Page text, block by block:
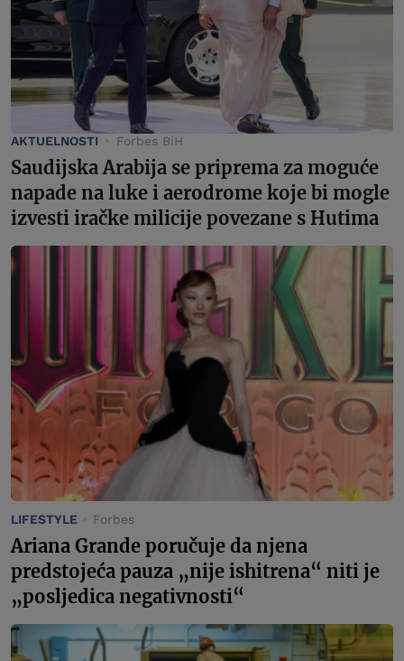
AKTUELNOSTI Forbes BiH
Saudijska Arabija se priprema za moguće
napade na luke i aerodrome koje bi mogle
izvesti iračke milicije povezane s Hutima
LIFESTYLE Forbes
Ariana Grande poručuje da njena
predstojeća pauza „nije ishitrena“ niti je
„posljedica negativnosti“